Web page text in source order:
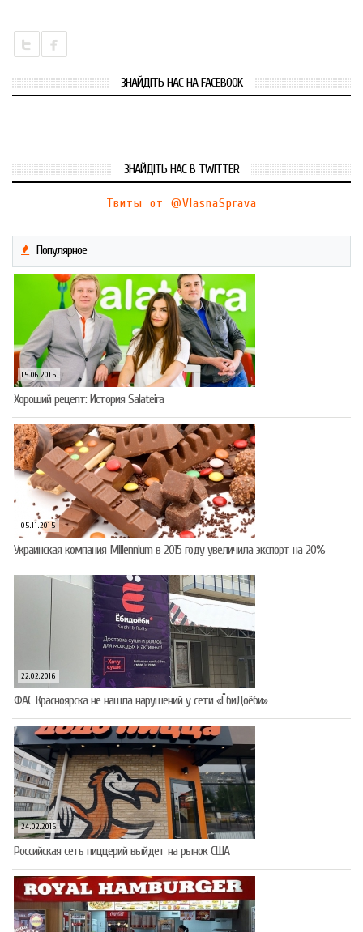
ЗНАЙДІТЬ НАС НА FACEBOOK
ЗНАЙДІТЬ НАС В TWITTER
Твиты от @VlasnaSprava
Популярное
15.06.2015
Хороший рецепт: История Salateira
05.11.2015
Украинская компания Millennium в 2015 году увеличила экспорт на 20%
22.02.2016
ФАС Красноярска не нашла нарушений у сети «ЁбиДоёби»
24.02.2016
Российская сеть пиццерий выйдет на рынок США